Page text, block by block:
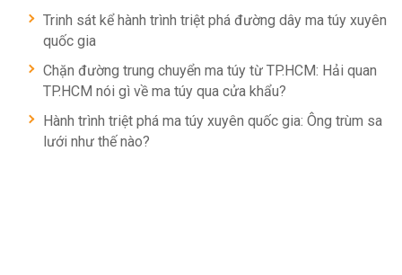
Trinh sát kể hành trình triệt phá đường dây ma túy xuyên
quốc gia
Chặn đường trung chuyển ma túy từ TP.HCM: Hải quan
TP.HCM nói gì về ma túy qua cửa khẩu?
Hành trình triệt phá ma túy xuyên quốc gia: Ông trùm sa
lưới như thế nào?